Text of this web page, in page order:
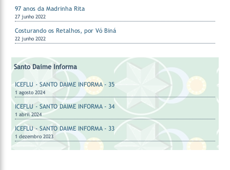
97 anos da Madrinha Rita
27 junho 2022
Costurando os Retalhos, por Vó Biná
22 junho 2022
Santo Daime Informa
ICEFLU - SANTO DAIME INFORMA - 35
1 agosto 2024
ICEFLU - SANTO DAIME INFORMA - 34
1 abril 2024
ICEFLU - SANTO DAIME INFORMA - 33
1 dezembro 2023